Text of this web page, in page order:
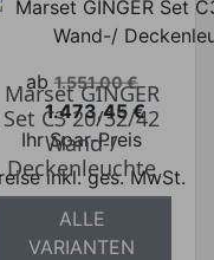
Verkaufspreis
ab 1.551,00 €
Preis
1.473,45 €
Ihr Spar-Preis
inkl. ges. MwSt.
absolut
versandkostenfrei
Marset GINGER
Set C3 20/32/42
Wand-/
Deckenleuchte
ALLE
VARIANTEN